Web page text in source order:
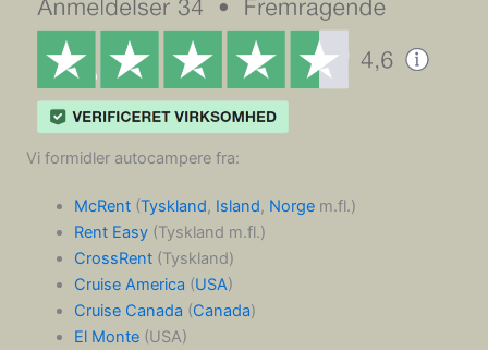
Vi formidler autocampere fra:
McRent(Tyskland, Island, Norgem.fl.)
Rent Easy(Tyskland m.fl.)
CrossRent(Tyskland)
Cruise America (USA)
Cruise Canada (Canada)
El Monte(USA)